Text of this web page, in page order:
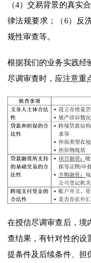
（4）交易背景的真实
律法规要求；（6）反
规性审查等。
根据我们的业务实践经
尽调审查时，应注意重
在授信尽调审查后，境
查结果，有针对性的设
提条件及后续条件、担